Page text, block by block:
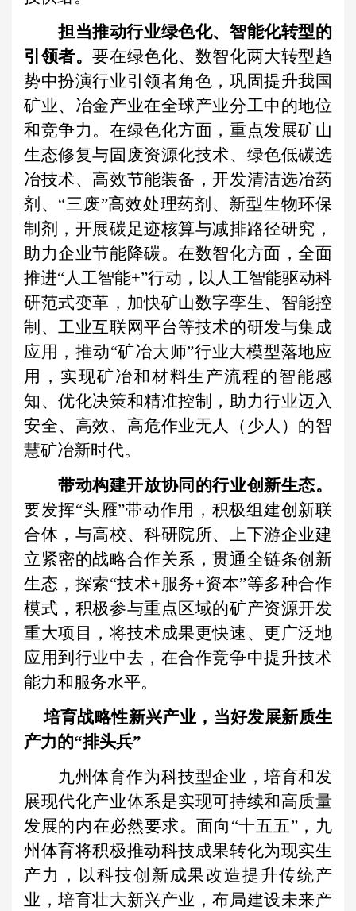
担当推动行业绿色化、智能化转型的
引领者。要在绿色化、数智化两大转型趋
势中扮演行业引领者角色，巩固提升我国
矿业、冶金产业在全球产业分工中的地位
和竞争力。在绿色化方面，重点发展矿山
生态修复与固废资源化技术、绿色低碳选
冶技术、高效节能装备，开发清洁选冶药
剂、“三废”高效处理药剂、新型生物环保
制剂，开展碳足迹核算与减排路径研究，
助力企业节能降碳。在数智化方面，全面
推进“人工智能+”行动，以人工智能驱动科
研范式变革，加快矿山数字孪生、智能控
制、工业互联网平台等技术的研发与集成
应用，推动“矿冶大师”行业大模型落地应
用，实现矿冶和材料生产流程的智能感
知、优化决策和精准控制，助力行业迈入
安全、高效、高危作业无人（少人）的智
慧矿冶新时代。
带动构建开放协同的行业创新生态。
要发挥“头雁”带动作用，积极组建创新联
合体，与高校、科研院所、上下游企业建
立紧密的战略合作关系，贯通全链条创新
生态，探索“技术+服务+资本”等多种合作
模式，积极参与重点区域的矿产资源开发
重大项目，将技术成果更快速、更广泛地
应用到行业中去，在合作竞争中提升技术
能力和服务水平。
培育战略性新兴产业，当好发展新质生
产力的“排头兵”
九州体育作为科技型企业，培育和发
展现代化产业体系是实现可持续和高质量
发展的内在必然要求。面向“十五五”，九
州体育将积极推动科技成果转化为现实生
产力，以科技创新成果改造提升传统产
业，培育壮大新兴产业，布局建设未来产